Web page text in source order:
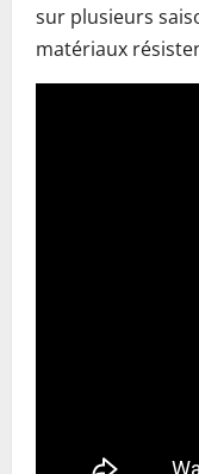
sur plusieurs
matériaux